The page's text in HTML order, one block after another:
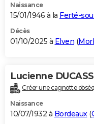
Naissance
15/01/1946 à la Ferté-
Décès
01/10/2025 à Elven (
Lucienne
Créer une cagnotte
Naissance
10/07/1932 à Bordeaux(